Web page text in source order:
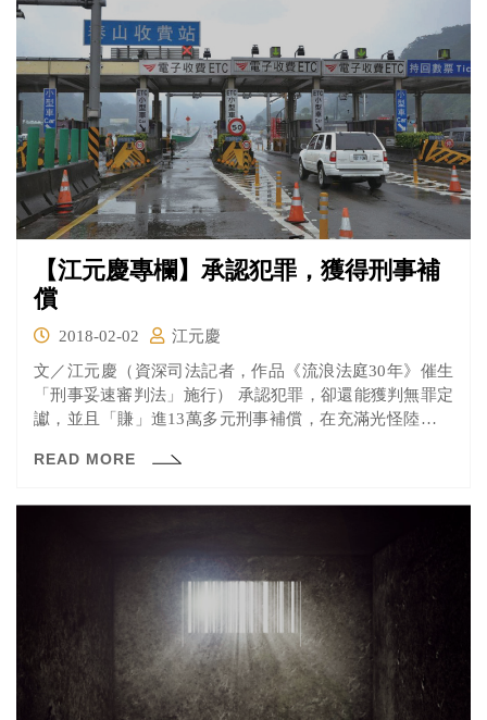
【江元慶專欄】承認犯罪，獲得刑事補
償
2018-02-02
江元慶
文／江元慶（資深司法記者，作品《流浪法庭30年》催生
「刑事妥速審判法」施行） 承認犯罪，卻還能獲判無罪定
讞，並且「賺」進13萬多元刑事補償，在充滿光怪陸離的
READ MORE